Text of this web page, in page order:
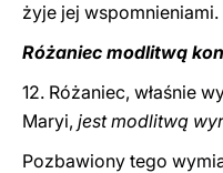
żyje jej wspomnieniami.
Różaniec modlitwą
12. Różaniec, właśnie
Maryi, jest modlitwą
Pozbawiony tego